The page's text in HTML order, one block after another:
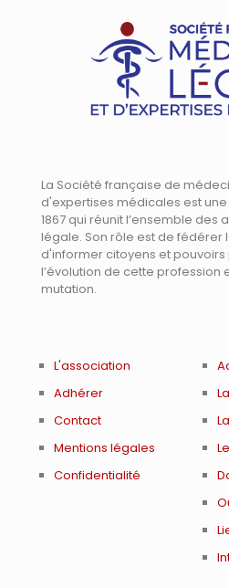
La Société française de
d'expertises médicales est
1867 qui réunit l’ensemble
légale. Son rôle est de fédérer
d'informer citoyens et pouvoirs
l’évolution de cette profession
mutation.
L'association
Adhérer
Contact
Mentions légales
Confidentialité